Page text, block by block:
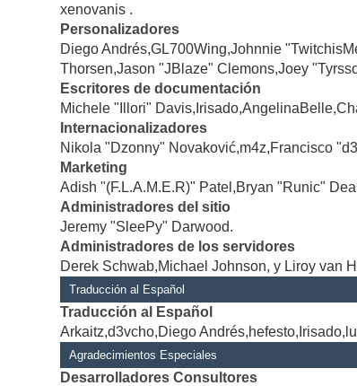
xenovanis .
Personalizadores
Diego Andrés,GL700Wing,Johnnie
Thorsen,Jason "JBlaze" Clemons,Joey
Escritores de documentación
Michele "Illori"
Internacionalizadores
Nikola "Dzonny" Novaković,m4z,Francisco
Marketing
Adish "(F.L.A.M.E.R)" Patel,Bryan "Runic"
Administradores del sitio
Jeremy "SleePy" Darwood.
Administradores de los servidores
Derek Schwab,Michael Johnson, y Liroy van
Traducción al Español
Traducción al Español
Arkaitz,d3vcho,Diego
Agradecimientos Especiales
Desarrolladores Consultores